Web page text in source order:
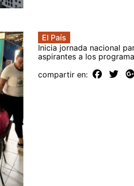
El País
Inicia jornada nacional
aspirantes a los
compartir en: